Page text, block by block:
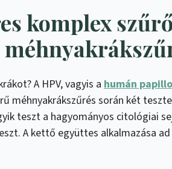
komplex
A HPV, vagyis a humán
méhnyakrákszűrés során két
teszt a hagyományos citológiai
A kettő együttes alkalmazása